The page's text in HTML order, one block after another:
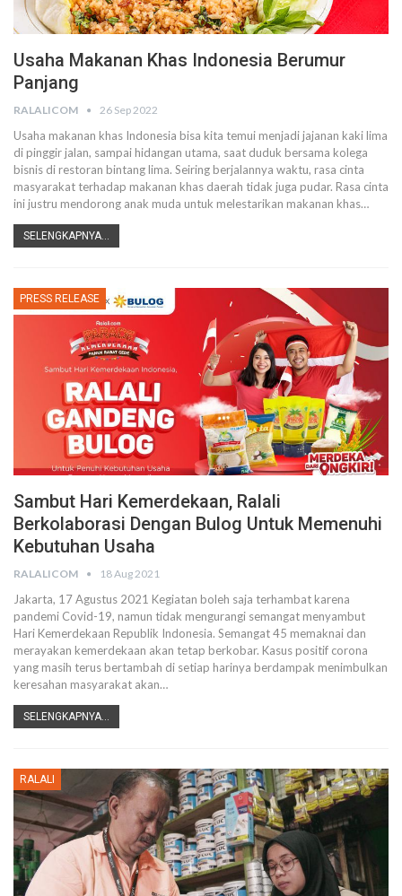
Usaha Makanan Khas Indonesia Berumur
Panjang
RALALICOM 26 Sep 2022
Usaha makanan khas Indonesia bisa kita temui menjadi jajanan kaki lima
di pinggir jalan, sampai hidangan utama, saat duduk bersama kolega
bisnis di restoran bintang lima. Seiring berjalannya waktu, rasa cinta
masyarakat terhadap makanan khas daerah tidak juga pudar. Rasa cinta
ini justru mendorong anak muda untuk melestarikan makanan khas…
SELENGKAPNYA...
PRESS RELEASE
Sambut Hari Kemerdekaan, Ralali
Berkolaborasi Dengan Bulog Untuk Memenuhi
Kebutuhan Usaha
RALALICOM 18 Aug 2021
Jakarta, 17 Agustus 2021 Kegiatan boleh saja terhambat karena
pandemi Covid-19, namun tidak mengurangi semangat menyambut
Hari Kemerdekaan Republik Indonesia. Semangat 45 memaknai dan
merayakan kemerdekaan akan tetap berkobar. Kasus positif corona
yang masih terus bertambah di setiap harinya berdampak menimbulkan
keresahan masyarakat akan…
SELENGKAPNYA...
RALALI